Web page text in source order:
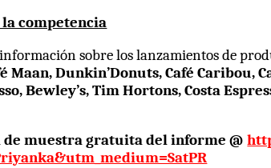
competencia
sobre los lanzamientos de
Maan, Dunkin’Donuts, Café Caribou,
Bewley’s, Tim Hortons, Costa
de muestra gratuita del informe @